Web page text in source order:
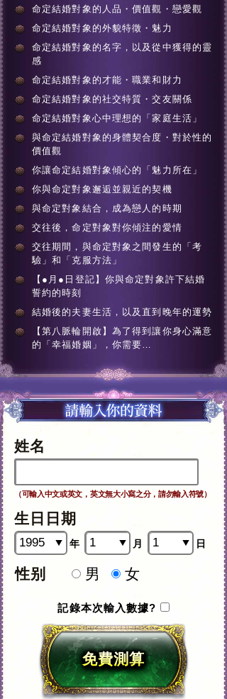
命定結婚對象的人品・價值觀・戀愛觀
命定結婚對象的外貌特徵・魅力
命定結婚對象的名字，以及從中獲得的靈
感
命定結婚對象的才能・職業和財力
命定結婚對象的社交特質・交友關係
命定結婚對象心中理想的「家庭生活」
與命定結婚對象的身體契合度・對於性的
價值觀
你讓命定結婚對象傾心的「魅力所在」
你與命定對象邂逅並親近的契機
與命定對象結合，成為戀人的時期
交往後，命定對象對你傾注的愛情
交往期間，與命定對象之間發生的「考
驗」和「克服方法」
【●月●日登記】你與命定對象許下結婚
誓約的時刻
結婚後的夫妻生活，以及直到晚年的運勢
【第八脈輪開啟】為了得到讓你身心滿意
的「幸福婚姻」，你需要…
姓名
（可輸入中文或英文，英文無大小寫之分，請勿輸入符號）
生日日期
年 月 日
性别 男 女
記錄本次輸入數據?
免費測算